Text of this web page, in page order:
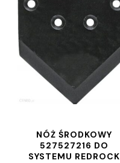
NÓŻ ŚRODKOWY
527527216 DO
SYSTEMU REDROCK